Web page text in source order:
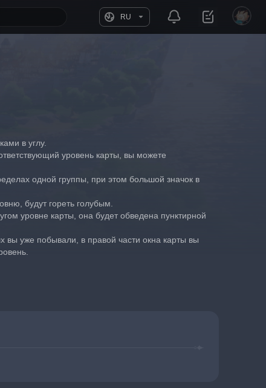
RU
в углу.
уровень карты, вы можете
одной группы, при этом большой значок в
будут гореть голубым.
уровне карты, она будет обведена пунктирной
вы уже побывали, в правой части окна карты вы